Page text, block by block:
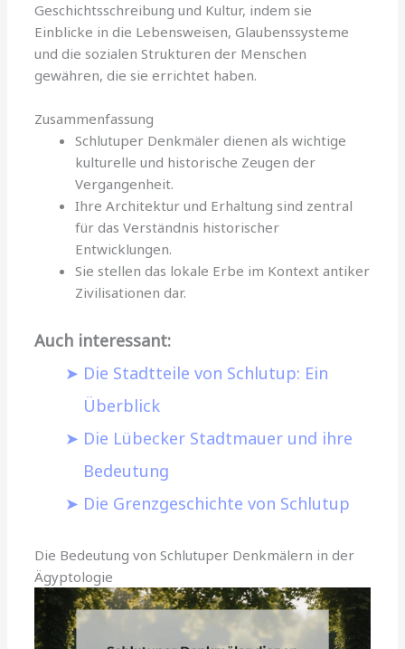
Geschichtsschreibung und Kultur, indem sie
Einblicke in die Lebensweisen, Glaubenssysteme
und die sozialen Strukturen der Menschen
gewähren, die sie errichtet haben.
Zusammenfassung
Schlutuper Denkmäler dienen als wichtige
kulturelle und historische Zeugen der
Vergangenheit.
Ihre Architektur und Erhaltung sind zentral
für das Verständnis historischer
Entwicklungen.
Sie stellen das lokale Erbe im Kontext antiker
Zivilisationen dar.
Auch interessant:
Die Stadtteile von Schlutup: Ein
Überblick
Die Lübecker Stadtmauer und ihre
Bedeutung
Die Grenzgeschichte von Schlutup
Die Bedeutung von Schlutuper Denkmälern in der
Ägyptologie